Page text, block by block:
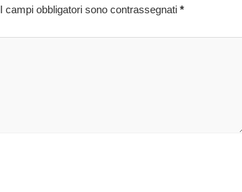
I campi obbligatori sono contrassegnati *